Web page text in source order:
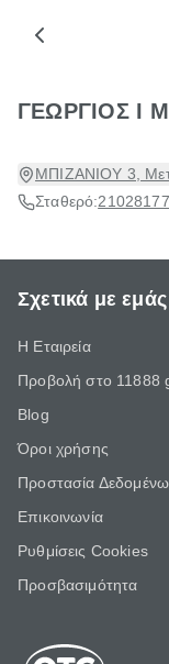
ΓΕΩΡΓΙΟΣ Ι
ΜΠΙΖΑΝΙΟΥ 3,
Σταθερό:
Σχετικά με εμάς
Η Εταιρεία
Προβολή στο 11888
Blog
Όροι χρήσης
Προστασία
Επικοινωνία
Ρυθμίσεις Cookies
Προσβασιμότητα